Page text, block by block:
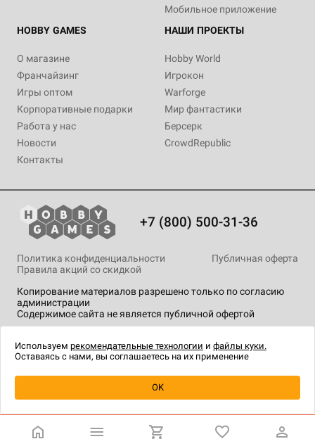
Уведомить о наличии
Мобильное приложение
HOBBY GAMES
О магазине
Франчайзинг
Игры оптом
Корпоративные подарки
Работа у нас
Новости
Контакты
НАШИ ПРОЕКТЫ
Hobby World
Игрокон
Warforge
Мир фантастики
Берсерк
CrowdRepublic
+7 (800) 500-31-36
Копирование материалов разрешено только по согласию
администрации
Содержимое сайта не является публичной офертой
Политика конфиденциальности
Публичная оферта
Правила акций со скидкой
технологии.
Используем рекомендательные технологии и файлы куки.
Оставаясь с нами, вы соглашаетесь на их применение
OK